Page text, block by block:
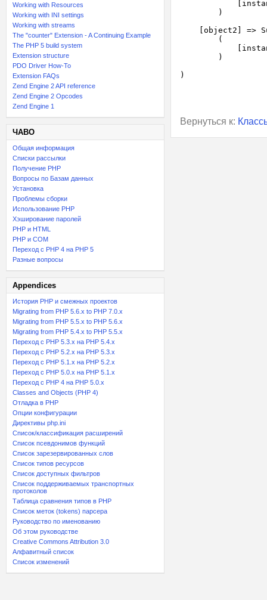
Working with Resources
Working with INI settings
Working with streams
The "counter" Extension - A Continuing Example
The PHP 5 build system
Extension structure
PDO Driver How-To
Extension FAQs
Zend Engine 2 API reference
Zend Engine 2 Opcodes
Zend Engine 1
ЧАВО
Общая информация
Списки рассылки
Получение PHP
Вопросы по Базам данных
Установка
Проблемы сборки
Использование PHP
Хэширование паролей
PHP и HTML
PHP и COM
Переход с PHP 4 на PHP 5
Разные вопросы
Appendices
История PHP и смежных проектов
Migrating from PHP 5.6.x to PHP 7.0.x
Migrating from PHP 5.5.x to PHP 5.6.x
Migrating from PHP 5.4.x to PHP 5.5.x
Переход с PHP 5.3.x на PHP 5.4.x
Переход c PHP 5.2.x на PHP 5.3.x
Переход с PHP 5.1.x на PHP 5.2.x
Переход с PHP 5.0.x на PHP 5.1.x
Переход с PHP 4 на PHP 5.0.x
Classes and Objects (PHP 4)
Отладка в PHP
Опции конфигурации
Директивы php.ini
Список/классификация расширений
Список псевдонимов функций
Список зарезервированных слов
Список типов ресурсов
Список доступных фильтров
Список поддерживаемых транспортных
протоколов
Таблица сравнения типов в PHP
Список меток (tokens) парсера
Руководство по именованию
Об этом руководстве
Creative Commons Attribution 3.0
Алфавитный список
Список изменений
        )
[object2] =>
        (
        )
Вернуться к: